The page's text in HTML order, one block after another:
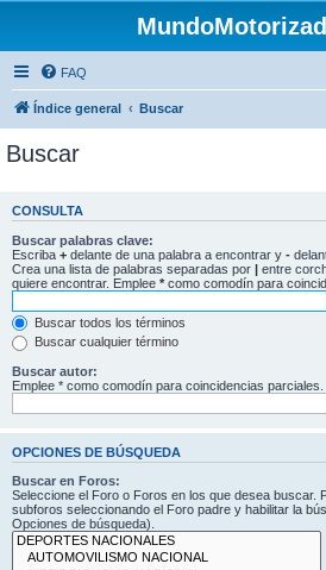
FAQ
Índice general Buscar
Buscar
CONSULTA
Buscar palabras clave:
Escriba + delante de una palabra a encontrar y -
Crea una lista de palabras separadas por | entre
quiere encontrar. Emplee * como comodín para
Buscar todos los términos
Buscar cualquier término
Buscar autor:
Emplee * como comodín para coincidencias parciales.
OPCIONES DE BÚSQUEDA
Buscar en Foros:
Seleccione el Foro o Foros en los que desea buscar.
subforos seleccionando el Foro padre y habilitar la
Opciones de búsqueda).